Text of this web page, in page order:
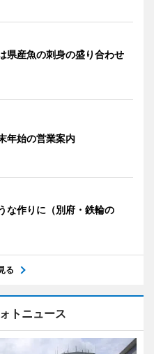
県産魚の刺身の盛り合わせ
年始の営業案内
な作りに（別府・鉄輪の
る
トニュース